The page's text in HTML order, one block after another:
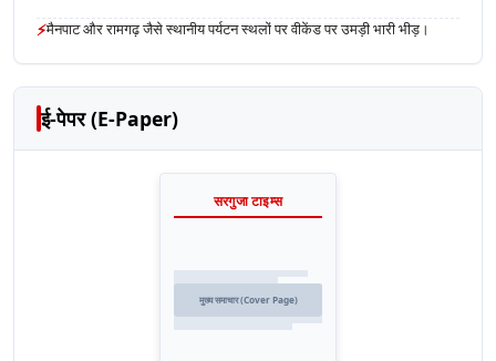
⚡मैनपाट और रामगढ़ जैसे स्थानीय पर्यटन स्थलों पर वीकेंड पर उमड़ी भारी भीड़।
ई-पेपर (E-Paper)
सरगुजा टाइम्स
मुख्य समाचार (Cover Page)